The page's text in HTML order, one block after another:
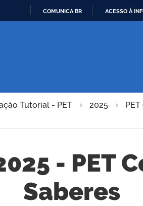
COMUNICA BR ACESSO À
Tutorial - PET 2025
- PET
Saberes